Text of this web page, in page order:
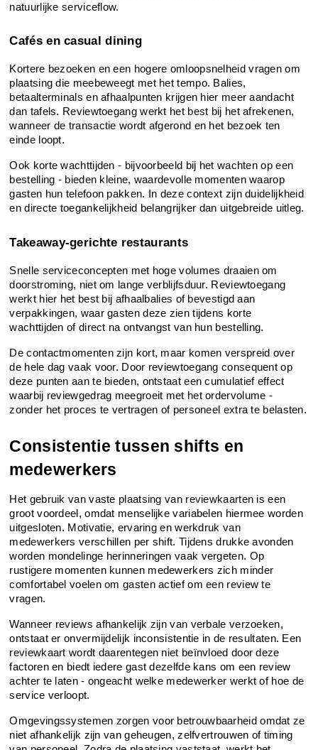
natuurlijke serviceflow.
Cafés en casual dining
Kortere bezoeken en een hogere omloopsnelheid vragen om
plaatsing die meebeweegt met het tempo. Balies,
betaalterminals en afhaalpunten krijgen hier meer aandacht
dan tafels. Reviewtoegang werkt het best bij het afrekenen,
wanneer de transactie wordt afgerond en het bezoek ten
einde loopt.
Ook korte wachttijden - bijvoorbeeld bij het wachten op een
bestelling - bieden kleine, waardevolle momenten waarop
gasten hun telefoon pakken. In deze context zijn duidelijkheid
en directe toegankelijkheid belangrijker dan uitgebreide uitleg.
Takeaway-gerichte restaurants
Snelle serviceconcepten met hoge volumes draaien om
doorstroming, niet om lange verblijfsduur. Reviewtoegang
werkt hier het best bij afhaalbalies of bevestigd aan
verpakkingen, waar gasten deze zien tijdens korte
wachttijden of direct na ontvangst van hun bestelling.
De contactmomenten zijn kort, maar komen verspreid over
de hele dag vaak voor. Door reviewtoegang consequent op
deze punten aan te bieden, ontstaat een cumulatief effect
waarbij reviewgedrag meegroeit met het ordervolume -
zonder het proces te vertragen of personeel extra te belasten.
Consistentie tussen shifts en
medewerkers
Het gebruik van vaste plaatsing van reviewkaarten is een
groot voordeel, omdat menselijke variabelen hiermee worden
uitgesloten. Motivatie, ervaring en werkdruk van
medewerkers verschillen per shift. Tijdens drukke avonden
worden mondelinge herinneringen vaak vergeten. Op
rustigere momenten kunnen medewerkers zich minder
comfortabel voelen om gasten actief om een review te
vragen.
Wanneer reviews afhankelijk zijn van verbale verzoeken,
ontstaat er onvermijdelijk inconsistentie in de resultaten. Een
reviewkaart wordt daarentegen niet beïnvloed door deze
factoren en biedt iedere gast dezelfde kans om een review
achter te laten - ongeacht welke medewerker werkt of hoe de
service verloopt.
Omgevingssystemen zorgen voor betrouwbaarheid omdat ze
niet afhankelijk zijn van geheugen, zelfvertrouwen of timing